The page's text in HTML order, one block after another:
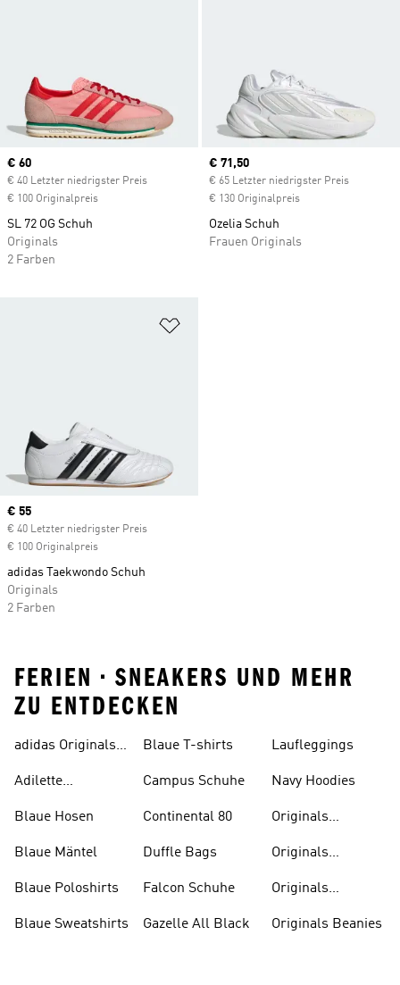
Current price
€ 60
€ 40 Letzter niedrigster Preis
€ 100 Originalpreis
SL 72 OG Schuh
Originals
2 Farben
Current price
€ 71,50
€ 65 Letzter niedrigster Preis
€ 130 Originalpreis
Ozelia Schuh
Frauen Originals
Current price
€ 55
€ 40 Letzter niedrigster Preis
€ 100 Originalpreis
adidas Taekwondo Schuh
Originals
2 Farben
FERIEN • SNEAKERS UND MEHR
ZU ENTDECKEN
adidas Originals
Adilette
Blaue Hosen
Blaue Mäntel
Blaue Poloshirts
Blaue Sweatshirts
Blaue T-shirts
Campus Schuhe
Continental 80
Duffle Bags
Falcon Schuhe
Gazelle All Black
Laufleggings
Navy Hoodies
Originals
Originals
Originals
Oberteile
Originals Beanies